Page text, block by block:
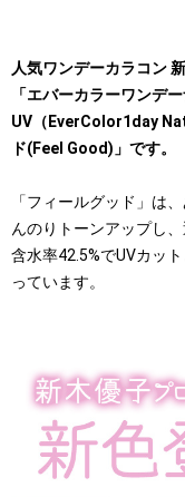
人気ワンデーカラコン
「エバーカラーワンデ
UV（EverColor1day
ド(Feel Good)」です。
「フィールグッド」は
んのりトーンアップし
含水率42.5%でUVカッ
っています。